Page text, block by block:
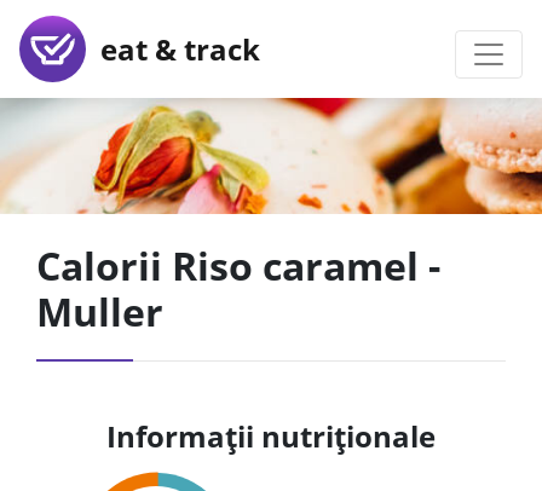
eat & track
Calorii Riso caramel -
Muller
Informații nutriționale